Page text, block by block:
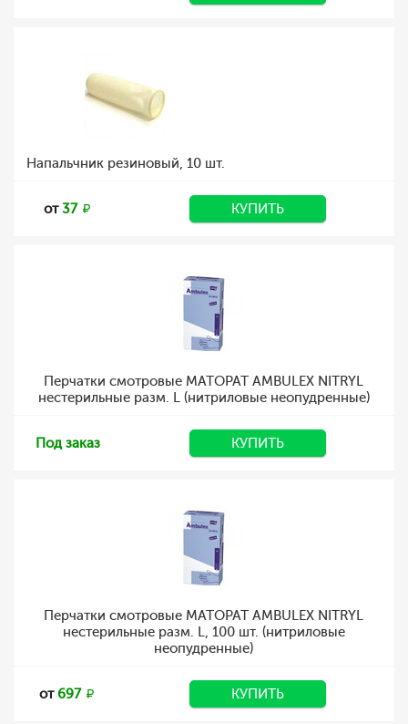
Напальчник резиновый, 10 шт.
от37 КУПИТЬ
Перчатки смотровые MATOPAT AMBULEX NITRYL
нестерильные разм. L (нитриловые неопудренные)
Под заказ КУПИТЬ
Перчатки смотровые MATOPAT AMBULEX NITRYL
нестерильные разм. L, 100 шт. (нитриловые
неопудренные)
от697 КУПИТЬ